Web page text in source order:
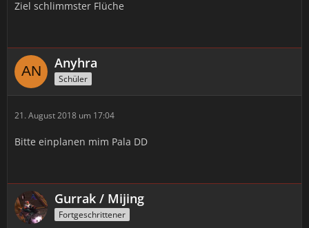
Ziel schlimmster Flüche
Anyhra
Schüler
21. August 2018 um 17:04
Bitte einplanen mim Pala DD
Gurrak / Mijing
Fortgeschrittener